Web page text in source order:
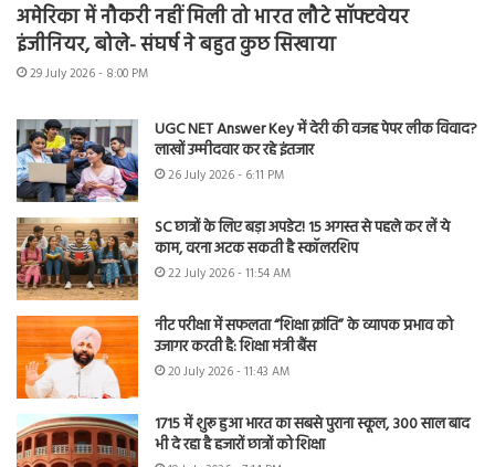
अमेरिका में नौकरी नहीं मिली तो भारत लौटे सॉफ्टवेयर
इंजीनियर, बोले- संघर्ष ने बहुत कुछ सिखाया
29 July 2026 - 8:00 PM
UGC NET Answer Key में देरी की वजह पेपर लीक विवाद?
लाखों उम्मीदवार कर रहे इंतजार
26 July 2026 - 6:11 PM
SC छात्रों के लिए बड़ा अपडेट! 15 अगस्त से पहले कर लें ये
काम, वरना अटक सकती है स्कॉलरशिप
22 July 2026 - 11:54 AM
नीट परीक्षा में सफलता “शिक्षा क्रांति” के व्यापक प्रभाव को
उजागर करती है: शिक्षा मंत्री बैंस
20 July 2026 - 11:43 AM
1715 में शुरू हुआ भारत का सबसे पुराना स्कूल, 300 साल बाद
भी दे रहा है हजारों छात्रों को शिक्षा